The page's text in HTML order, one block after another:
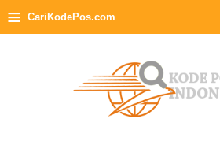
≡ CariKodePos.com